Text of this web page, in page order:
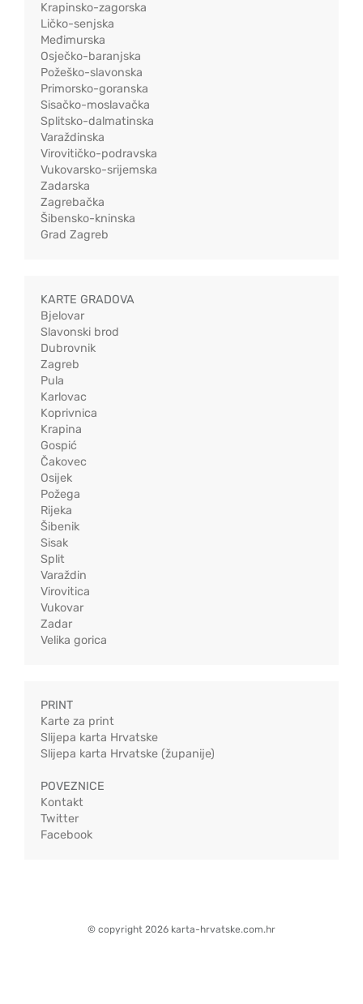
Krapinsko-zagorska
Ličko-senjska
Međimurska
Osječko-baranjska
Požeško-slavonska
Primorsko-goranska
Sisačko-moslavačka
Splitsko-dalmatinska
Varaždinska
Virovitičko-podravska
Vukovarsko-srijemska
Zadarska
Zagrebačka
Šibensko-kninska
Grad Zagreb
KARTE GRADOVA
Bjelovar
Slavonski brod
Dubrovnik
Zagreb
Pula
Karlovac
Koprivnica
Krapina
Gospić
Čakovec
Osijek
Požega
Rijeka
Šibenik
Sisak
Split
Varaždin
Virovitica
Vukovar
Zadar
Velika gorica
PRINT
Karte za print
Slijepa karta Hrvatske
Slijepa karta Hrvatske (županije)
POVEZNICE
Kontakt
Twitter
Facebook
© copyright 2026 karta-hrvatske.com.hr